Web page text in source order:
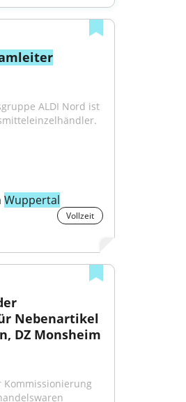
ALDI Nord ist
Wuppertal
Vollzeit
Nebenartikel
DZ Monsheim